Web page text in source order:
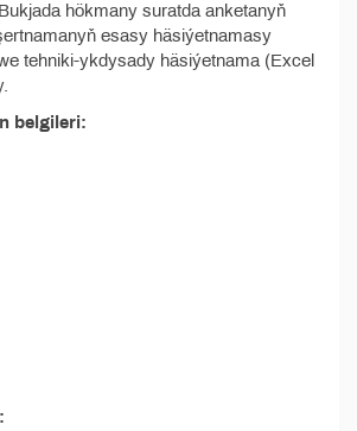
hökmany suratda anketanyň
esasy häsiýetnamasy
tehniki-ykdysady häsiýetnama (Excel
belgileri: